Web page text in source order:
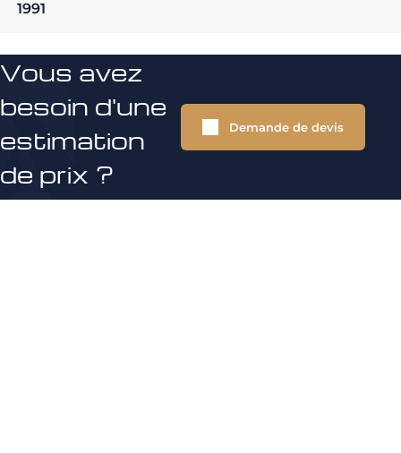
1991
Vous avez
besoin d'une
estimation
de prix ?
Demande de devis